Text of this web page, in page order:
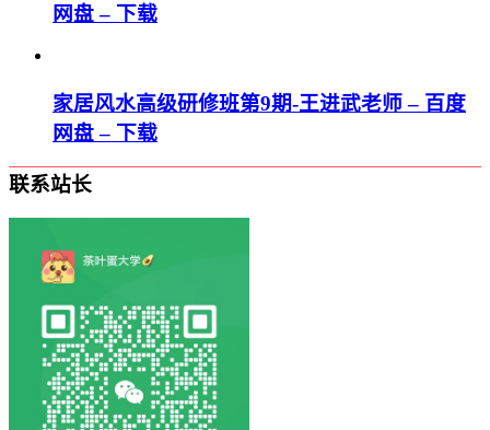
网盘 – 下载
家居风水高级研修班第9期-王进武老师 – 百度
网盘 – 下载
联系站长